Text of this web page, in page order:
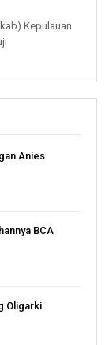
Kepulauan
Anies
BCA
Oligarki